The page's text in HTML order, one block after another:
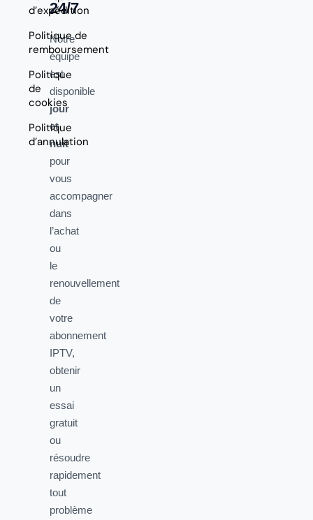
d’expédition
Politique de
remboursement
Politique
de
cookies
Politique
d’annulation
24/7
Notre
équipe
est
disponible
jour
et
nuit
pour
vous
accompagner
dans
l’achat
ou
le
renouvellement
de
votre
abonnement
IPTV,
obtenir
un
essai
gratuit
ou
résoudre
rapidement
tout
problème